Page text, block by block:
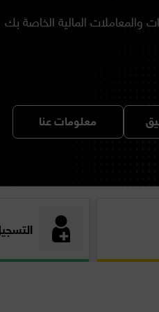
والمعاملات المالية الخاصة بك
معلومات عنا
Image